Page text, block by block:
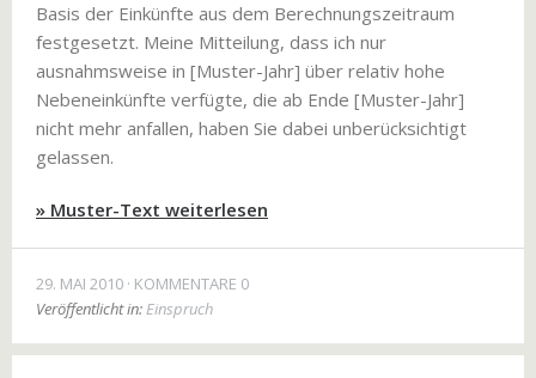
Basis der Einkünfte aus dem Berechnungszeitraum
festgesetzt. Meine Mitteilung, dass ich nur
ausnahmsweise in [Muster-Jahr] über relativ hohe
Nebeneinkünfte verfügte, die ab Ende [Muster-Jahr]
nicht mehr anfallen, haben Sie dabei unberücksichtigt
gelassen.
» Muster-Text weiterlesen
29. MAI 2010 KOMMENTARE 0
Veröffentlicht in:Einspruch